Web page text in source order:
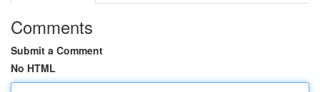
Comments
Submit a Comment
No HTML